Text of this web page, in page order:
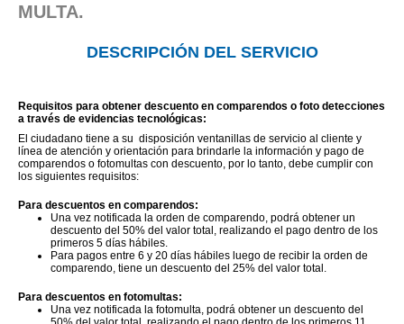
MULTA.
DESCRIPCIÓN DEL SERVICIO
Requisitos para obtener descuento en comparendos o foto detecciones
a través de evidencias tecnológicas:
El ciudadano tiene a su disposición ventanillas de servicio al cliente y
línea de atención y orientación para brindarle la información y pago de
comparendos o fotomultas con descuento, por lo tanto, debe cumplir con
los siguientes requisitos:
Para descuentos en comparendos:
Una vez notificada la orden de comparendo, podrá obtener un
descuento del 50% del valor total, realizando el pago dentro de los
primeros 5 días hábiles.
Para pagos entre 6 y 20 días hábiles luego de recibir la orden de
comparendo, tiene un descuento del 25% del valor total.
Para descuentos en fotomultas:
Una vez notificada la fotomulta, podrá obtener un descuento del